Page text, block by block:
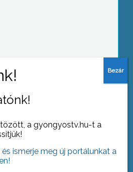
hónapot tudhat maga
a gyongyostv.hu-t a
ismerje meg új portálunkat a